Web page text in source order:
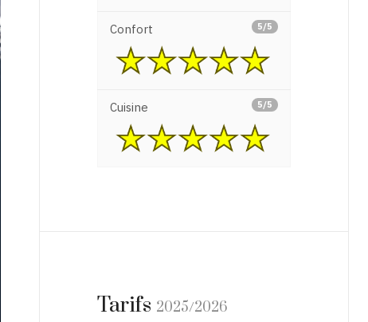
5/5
Confort
5/5
Cuisine
Tarifs 2025/2026